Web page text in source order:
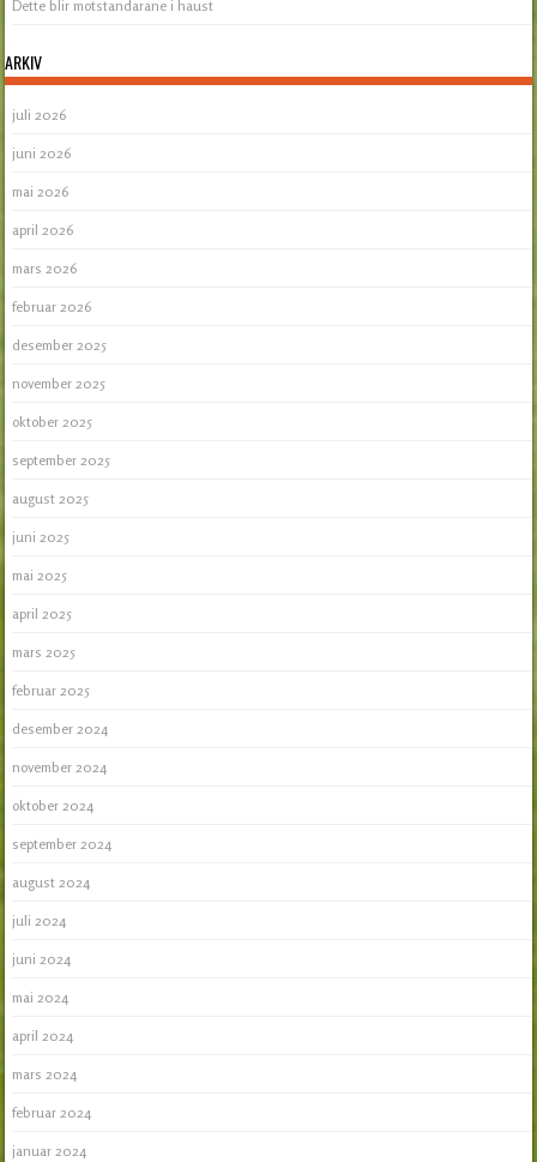
Dette blir motstandarane i haust
ARKIV
juli 2026
juni 2026
mai 2026
april 2026
mars 2026
februar 2026
desember 2025
november 2025
oktober 2025
september 2025
august 2025
juni 2025
mai 2025
april 2025
mars 2025
februar 2025
desember 2024
november 2024
oktober 2024
september 2024
august 2024
juli 2024
juni 2024
mai 2024
april 2024
mars 2024
februar 2024
januar 2024